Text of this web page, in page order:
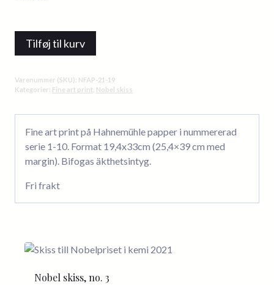
no.
print
Tilføj til kurv
Varenummer (SKU): NFAP-21-19
Kategorier: Fine art print Nobel skiss
Fine art print på Hahnemühle papper i nummererad
serie 1-10. Format 19,4x33cm (25,4×39 cm med
margin). Bifogas äkthetsintyg.
Fri frakt
Nobel skiss, no. 3